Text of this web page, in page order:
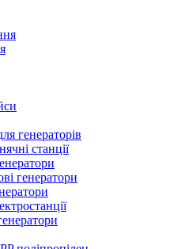
генераторів
станції
генератори